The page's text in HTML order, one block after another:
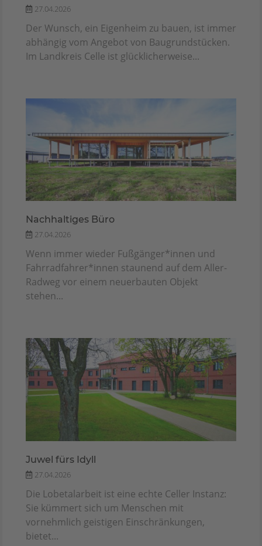
27.04.2026
Der Wunsch, ein Eigenheim zu bauen, ist immer
abhängig vom Angebot von Baugrundstücken.
Im Landkreis Celle ist glücklicherweise...
Nachhaltiges Büro
27.04.2026
Wenn immer wieder Fuß­gänger*innen und
Fahr­rad­fahrer*innen staunend auf dem Aller-
Radweg vor einem neuerbauten Objekt
stehen...
Juwel fürs Idyll
27.04.2026
Die Lobetalarbeit ist eine echte Celler Instanz:
Sie kümmert sich um Menschen mit
vornehmlich geistigen Einschränkungen,
bietet...